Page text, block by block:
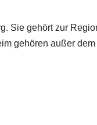
Sie gehört zur
gehören außer